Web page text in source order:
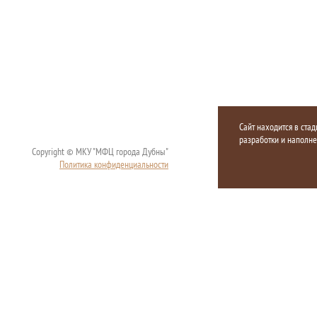
Copyright © МКУ "МФЦ города Дубны"
Политика конфиденциальности
Сайт находится в
разработки и